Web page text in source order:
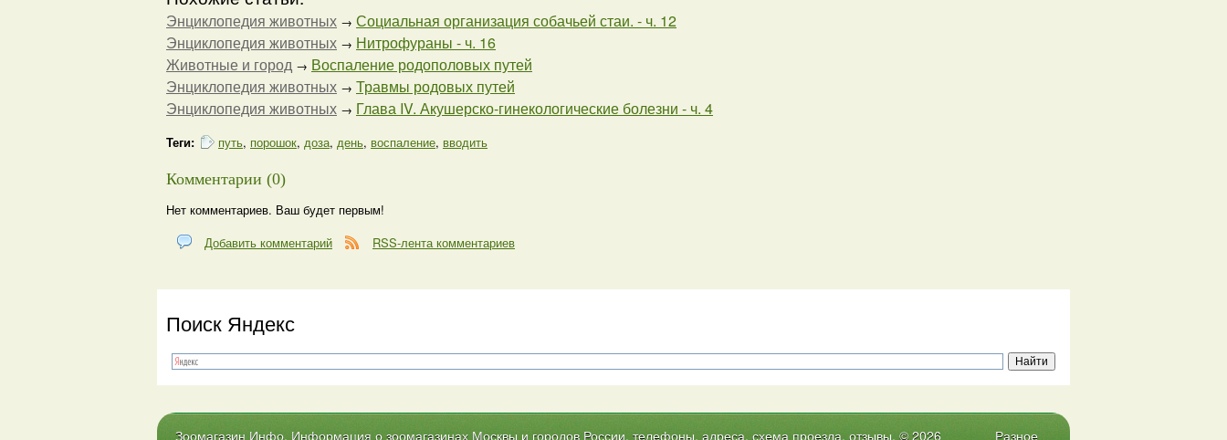
Энциклопедия животных → Социальная организация собачьей стаи. - ч. 12
Энциклопедия животных → Нитрофураны - ч. 16
Животные и город → Воспаление родополовых путей
Энциклопедия животных → Травмы родовых путей
Энциклопедия животных → Глава IV. Акушерско-гинекологические болезни - ч. 4
Теги: путь, порошок, доза, день, воспаление, вводить
Комментарии (0)
Нет комментариев. Ваш будет первым!
Добавить комментарий
RSS-лента комментариев
Поиск Яндекс
Зоомагазин Инфо. Информация о зоомагазинах Москвы и городов России, телефоны, адреса, схема проезда, отзывы. © 2026 Разное